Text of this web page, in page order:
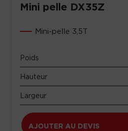
Mini pelle DX35Z
Mini-pelle 3,5T
Poids
Hauteur
Largeur
AJOUTER AU DEVIS